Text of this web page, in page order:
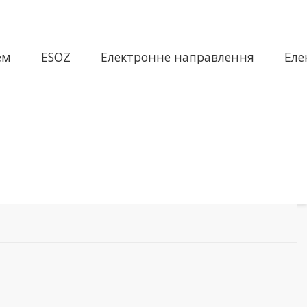
ESOZ Електронне направлення